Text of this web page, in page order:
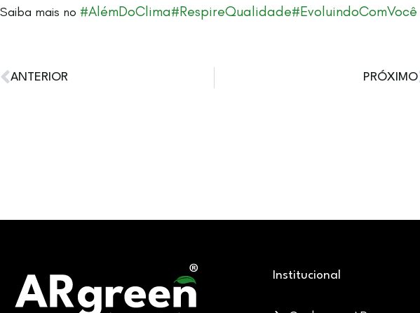
Saiba mais no #AlémDoClima#RespireQualidade#EvoluindoComVocê
ANTERIOR PRÓXIMO
Institucional